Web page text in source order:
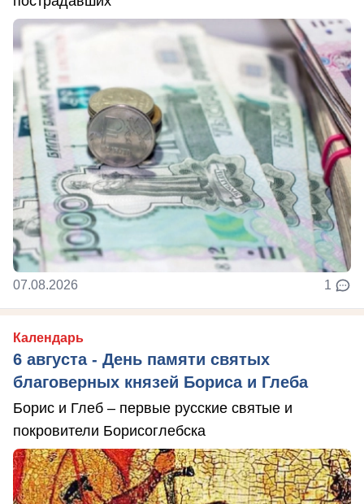
07.08.2026 1
Календарь
6 августа - День памяти святых
благоверных князей Бориса и Глеба
Борис и Глеб – первые русские святые и
покровители Борисоглебска